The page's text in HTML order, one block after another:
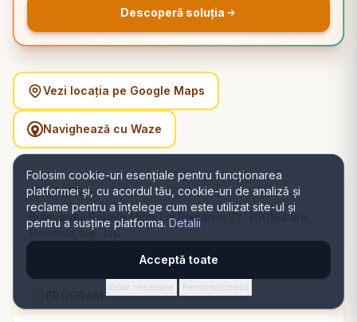
Folosim cookie-uri esențiale pentru funcționarea
platformei și, cu acordul tău, cookie-uri de analiză și
reclame pentru a înțelege cum este utilizat site-ul și
pentru a susține platforma. Detalii
Acceptă toate
Doar necesare · Personalizează
Descoperă soluția
Vezi locația pe Google Maps
Navighează cu Waze
ADRESĂ
Bulevardul Regele Mihai I al României 22, 700164 Iași,
România, Iași, Iași